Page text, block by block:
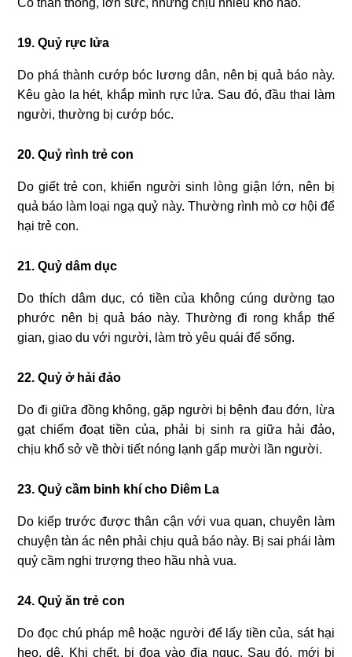
19. Quỷ rực lửa
Do phá thành cướp bóc lương dân, nên bị quả báo này.
Kêu gào la hét, khắp mình rực lửa. Sau đó, đầu thai làm
người, thường bị cướp bóc.
20. Quỷ rình trẻ con
Do giết trẻ con, khiến người sinh lòng giận lớn, nên bị
quả báo làm loại ngạ quỷ này. Thường rình mò cơ hội để
hại trẻ con.
21. Quỷ dâm dục
Do thích dâm dục, có tiền của không cúng dường tạo
phước nên bị quả báo này. Thường đi rong khắp thế
gian, giao du với người, làm trò yêu quái để sống.
22. Quỷ ở hải đảo
Do đi giữa đồng không, gặp người bị bệnh đau đớn, lừa
gạt chiếm đoạt tiền của, phải bị sinh ra giữa hải đảo,
chịu khổ sở về thời tiết nóng lạnh gấp mười lần người.
23. Quỷ cầm binh khí cho Diêm La
Do kiếp trước được thân cận với vua quan, chuyên làm
chuyện tàn ác nên phải chịu quả báo này. Bị sai phái làm
quỷ cầm nghi trượng theo hầu nhà vua.
24. Quỷ ăn trẻ con
Do đọc chú pháp mê hoặc người để lấy tiền của, sát hại
heo, dê. Khi chết, bị đọa vào địa ngục. Sau đó, mới bị